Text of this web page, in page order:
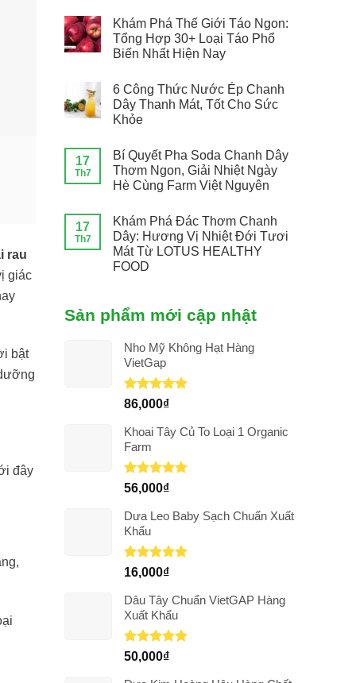
rau
giác
bật
đây
Khám Phá Thế Giới Táo Ngon:
Tổng Hợp 30+ Loại Táo Phổ
Biến Nhất Hiện Nay
6 Công Thức Nước Ép Chanh
Dây Thanh Mát, Tốt Cho Sức
Khỏe
17
Th7
Bí Quyết Pha Soda Chanh Dây
Thơm Ngon, Giải Nhiệt Ngày
Hè Cùng Farm Việt Nguyên
17
Th7
Khám Phá Đác Thơm Chanh
Dây: Hương Vị Nhiệt Đới Tươi
Mát Từ LOTUS HEALTHY
FOOD
Sản phẩm mới cập nhật
Nho Mỹ Không Hạt Hàng
VietGap
Được xếp
5 sao
86,000₫
Khoai Tây Củ To Loại 1 Organic
Farm
Được xếp
5 sao
56,000₫
Dưa Leo Baby Sạch Chuẩn Xuất
Khẩu
Được xếp
5 sao
16,000₫
Dâu Tây Chuẩn VietGAP Hàng
Xuất Khẩu
Được xếp
5 sao
50,000₫